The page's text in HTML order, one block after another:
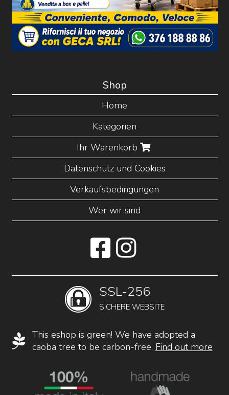
Shop
Home
Kategorien
Ihr Warenkorb
Datenschutz und Cookies
Verkaufsbedingungen
Wer wir sind
SSL-256
SICHERE WEBSITE
This eshop is green! We have adopted a
caoba tree to be carbon-free. Find out more